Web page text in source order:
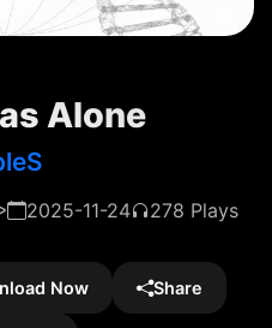
Alone
2025-11-24 278 Plays
Now Share